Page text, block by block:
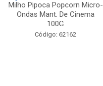
Milho Pipoca Popcorn Micro-
Ondas Mant. De Cinema
100G
Código: 62162